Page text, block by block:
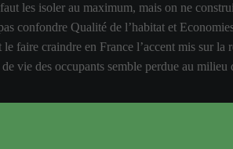
les isoler au maximum, mais on ne
confondre Qualité de l’habitat et
faire craindre en France l’accent mis sur
vie des occupants semble perdue au milieu
injustifiables, humainement ou